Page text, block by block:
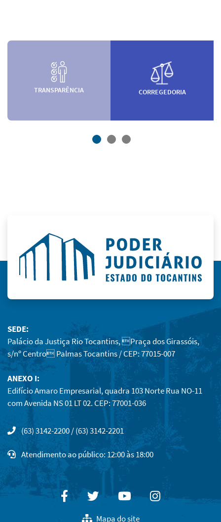
TRANSPARÊNCIA CORREGEDORIA
SEDE:
Palácio da Justiça Rio Tocantins, Praça dos Girassóis,
s/nº Centro Palmas Tocantins / CEP: 77015-007
ANEXO I:
Edifício Amaro Empresarial, quadra 103 Norte Rua NO-11
com Avenida NS 01 LT 02. CEP: 77001-036
(63) 3142-2200 / (63) 3142-2201
Atendimento ao público: 12:00 às 18:00
FacebookTwitterYoutubeInstagram
Mapa do site